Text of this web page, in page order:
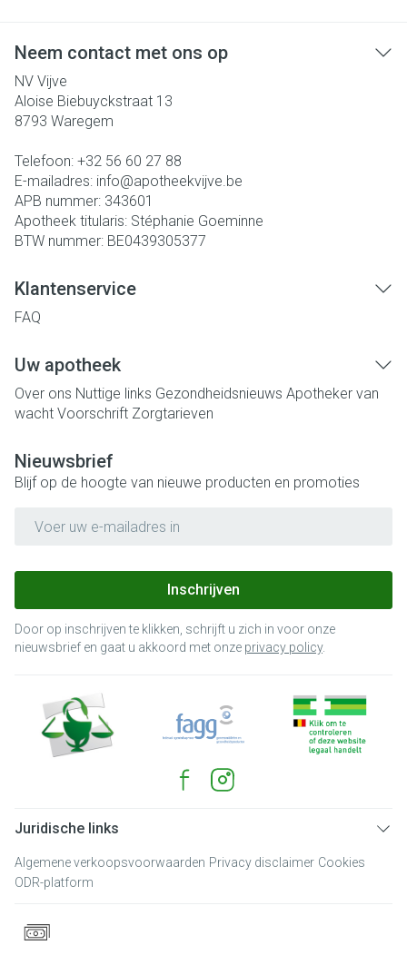
Neem contact met ons op
NV Vijve
Aloise Biebuyckstraat 13
8793 Waregem
Telefoon: +32 56 60 27 88
E-mailadres: info@apotheekvijve.be
APB nummer: 343601
Apotheek titularis: Stéphanie Goeminne
BTW nummer: BE0439305377
Klantenservice
FAQ
Uw apotheek
Over ons Nuttige links Gezondheidsnieuws Apotheker van
wacht Voorschrift Zorgtarieven
Nieuwsbrief
Blijf op de hoogte van nieuwe producten en promoties
Inschrijven
Door op inschrijven te klikken, schrijft u zich in voor onze
nieuwsbrief en gaat u akkoord met onze privacy policy.
Juridische links
Algemene verkoopsvoorwaarden Privacy disclaimer Cookies
ODR-platform